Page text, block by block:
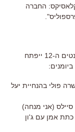
החברה
: פסטיבל סרטי הסטודנטים ה-12 ייפתח
עם שרה פולי בהנחיית יעל
כתת אמן עם ג'ון